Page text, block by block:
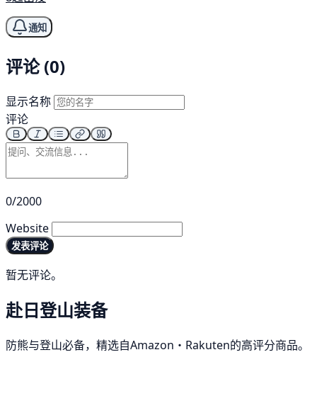
通知
评论 (0)
显示名称
评论
0/2000
Website
发表评论
暂无评论。
赴日登山装备
防熊与登山必备，精选自Amazon・Rakuten的高评分商品。